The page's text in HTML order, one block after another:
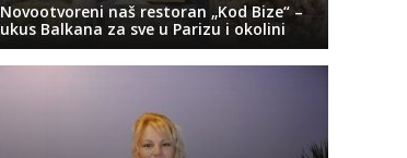
Novootvoreni naš restoran „Kod Bize“ –
ukus Balkana za sve u Parizu i okolini